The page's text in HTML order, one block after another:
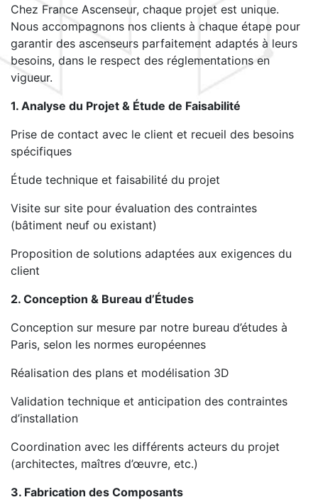
Chez France Ascenseur, chaque projet est unique.
Nous accompagnons nos clients à chaque étape pour
garantir des ascenseurs parfaitement adaptés à leurs
besoins, dans le respect des réglementations en
vigueur.
1. Analyse du Projet & Étude de Faisabilité
Prise de contact avec le client et recueil des besoins
spécifiques
Étude technique et faisabilité du projet
Visite sur site pour évaluation des contraintes
(bâtiment neuf ou existant)
Proposition de solutions adaptées aux exigences du
client
2. Conception & Bureau d’Études
Conception sur mesure par notre bureau d’études à
Paris, selon les normes européennes
Réalisation des plans et modélisation 3D
Validation technique et anticipation des contraintes
d’installation
Coordination avec les différents acteurs du projet
(architectes, maîtres d’œuvre, etc.)
3. Fabrication des Composants